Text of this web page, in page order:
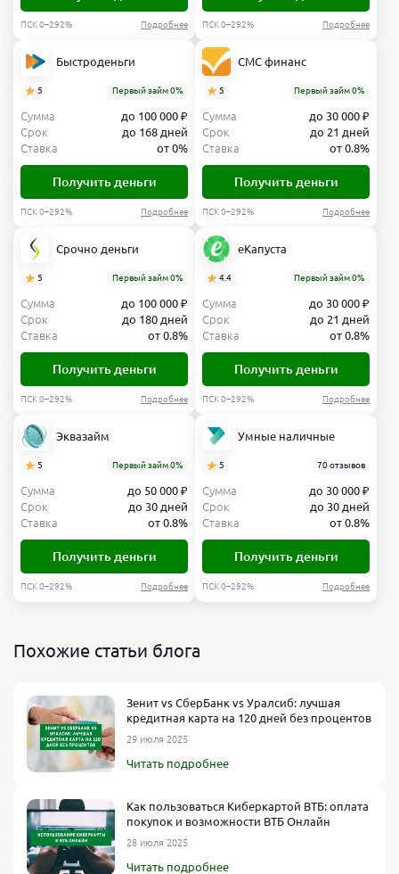
ПСК 0–292% Подробнее ПСК 0–292% Подробнее
Быстроденьги
5 Первый займ 0%
Сумма
до 100 000 ₽
Срок
до 168 дней
Ставка
от 0%
Получить деньги
ПСК 0–292% Подробнее
СМС финанс
5 Первый займ 0%
Сумма
до 30 000 ₽
Срок
до 21 дней
Ставка
от 0.8%
Получить деньги
ПСК 0–292% Подробнее
Срочно деньги
5 Первый займ 0%
Сумма
до 100 000 ₽
Срок
до 180 дней
Ставка
от 0.8%
Получить деньги
ПСК 0–292% Подробнее
еКапуста
4.4 Первый займ 0%
Сумма
до 30 000 ₽
Срок
до 21 дней
Ставка
от 0.8%
Получить деньги
ПСК 0–292% Подробнее
Эквазайм
5 Первый займ 0%
Сумма
до 50 000 ₽
Срок
до 30 дней
Ставка
от 0.8%
Получить деньги
ПСК 0–292% Подробнее
Умные наличные
5 70 отзывов
Сумма
до 30 000 ₽
Срок
до 30 дней
Ставка
от 0.8%
Получить деньги
ПСК 0–292% Подробнее
Похожие статьи блога
Зенит vs СберБанк vs Уралсиб: лучшая
кредитная карта на 120 дней без процентов
29 июля 2025
Читать подробнее
Как пользоваться Киберкартой ВТБ: оплата
покупок и возможности ВТБ Онлайн
28 июля 2025
Читать подробнее